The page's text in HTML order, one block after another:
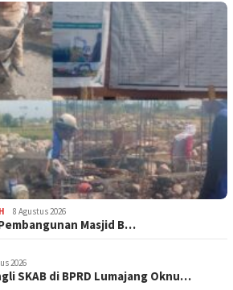
8 Agustus 2026
Masjid B…
2026
SKAB di BPRD Lumajang Oknu…